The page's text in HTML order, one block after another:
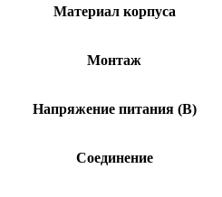
Материал корпуса
Монтаж
Напряжение питания (В)
Соединение